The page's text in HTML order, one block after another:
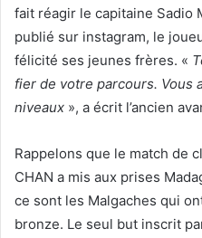
fait réagir le capitaine Sadio
publié sur instagram, le
félicité ses jeunes frères. «
fier de votre parcours. Vous
niveaux », a écrit l’ancien
Rappelons que le match de
CHAN a mis aux prises
ce sont les Malgaches qui
bronze. Le seul but inscrit